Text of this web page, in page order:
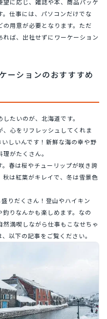
仕事には、パソコンだけでな
の用意が必要となります。ただ
れば、出社せずにワーケーション
ーションのおすすすめ
たいのが、北海道です。
心をリフレッシュしてくれま
しいんです！新鮮な海の幸や野
がたくさん。
春は桜やチューリップが咲き誇
秋は紅葉がキレイで、冬は雪景色
りだくさん！登山やハイキン
りなんかも楽しめます。なの
満喫しながら仕事もこなせちゃ
以下の記事をご覧ください。